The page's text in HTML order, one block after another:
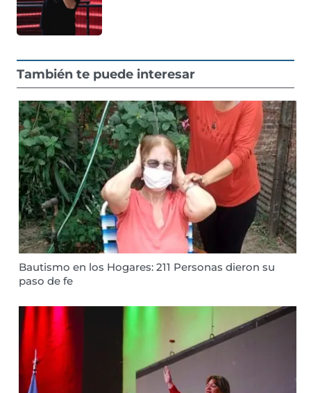
También te puede interesar
Bautismo en los Hogares: 211 Personas dieron su
paso de fe